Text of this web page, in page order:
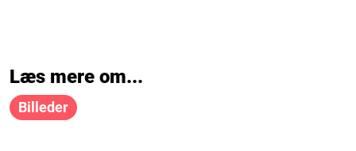
Læs mere om...
Billeder